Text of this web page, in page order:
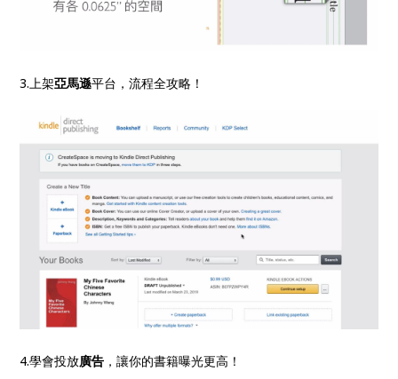
3.上架亞馬遜平台，流程全攻略！
4.學會投放廣告 ，讓你的書籍曝光更高！